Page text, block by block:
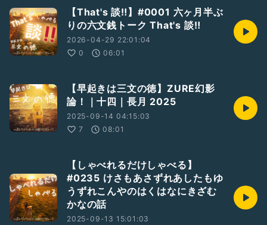
墓場に持ち込まず
Don&#039;t make up stories, don&#039;tleave a trace,
don&#039;t take it to your grave
Hosthttps://radiotalk.jp/program/137267
【That's 談‼️】#0001 六ヶ月半ぶ
りの六文銭トーク That's 談‼️
2026-04-29 22:01:04
0
06:01
【早起きは三文の徳】ZURE幻影
論！｜十四｜長月 2025
2025-09-14 04:15:03
7
08:01
【しゃべれるだけしゃべる】
#0235 けさもあさずれあしたもゆ
うずれこんやのはくはなにきざむ
かなの話
2025-09-13 15:01:03